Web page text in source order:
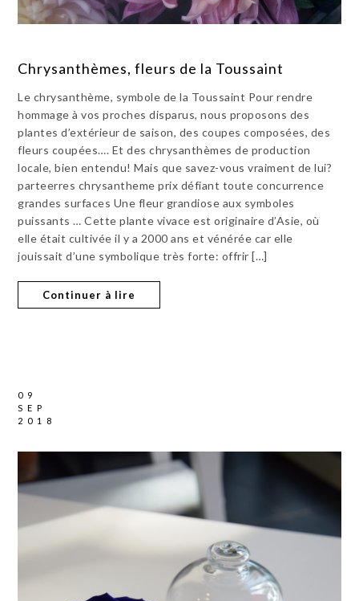
Chrysanthèmes, fleurs de la Toussaint
Le chrysanthème, symbole de la Toussaint Pour rendre
hommage à vos proches disparus, nous proposons des
plantes d’extérieur de saison, des coupes composées, des
fleurs coupées…. Et des chrysanthèmes de production
locale, bien entendu! Mais que savez-vous vraiment de lui?
parteerres chrysantheme prix défiant toute concurrence
grandes surfaces Une fleur grandiose aux symboles
puissants … Cette plante vivace est originaire d’Asie, où
elle était cultivée il y a 2000 ans et vénérée car elle
jouissait d’une symbolique très forte: offrir […]
Continuer à lire
09
SEP
2018